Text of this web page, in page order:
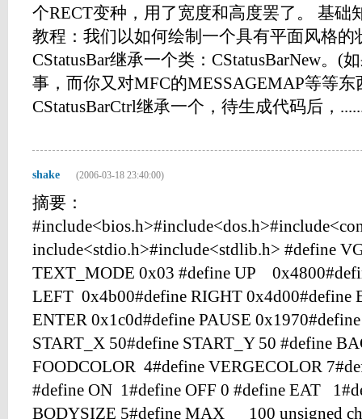
个RECT变种，用了宽度和高度罢了。 基础
教程：我们以如何绘制一个具有平面风格的
CStatusBar继承一个类：CStatusBarNew。(
事，而你又对MFC的MESSAGEMAP等等
CStatusBarCtrl继承一个，待生成代码后，
shake (2006-03-18 23:40:00)
摘要：
include<stdio.h>#include<stdlib.h> #define
TEXT_MODE 0x03 #define UP
LEFT 0x4b00#define RIGHT 0x4d00#define
ENTER 0x1c0d#define PAUSE
START_X 50#define START_Y 50 #define
FOODCOLOR 4#define VERGECOLOR
#define ON 1#define OFF 0 #define EAT
BODYSIZE 5#define MAX 100 unsigned